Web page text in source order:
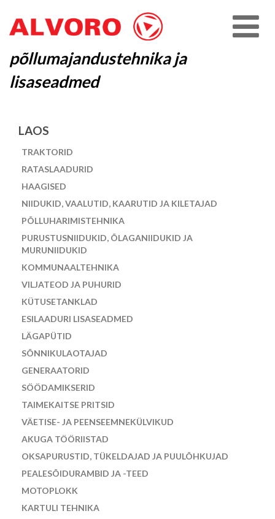
põllumajandustehnika ja
lisaseadmed
LAOS
TRAKTORID
RATASLAADURID
HAAGISED
NIIDUKID, VAALUTID, KAARUTID JA KILETAJAD
PÕLLUHARIMISTEHNIKA
PURUSTUSNIIDUKID, ÕLAGANIIDUKID JA
MURUNIIDUKID
KOMMUNAALTEHNIKA
VILJATEOD JA PUHURID
KÜTUSETANKLAD
ESILAADURI LISASEADMED
LÄGAPÜTID
SÕNNIKULAOTAJAD
GENERAATORID
SÖÖDAMIKSERID
TAIMEKAITSE PRITSID
VÄETISE- JA PEENSEEMNEKÜLVIKUD
AKUGA TÖÖRIISTAD
OKSAPURUSTID, TÜKELDAJAD JA PUULÕHKUJAD
PEALESÕIDURAMBID JA -TEED
MOTOPLOKK
KARTULI TEHNIKA